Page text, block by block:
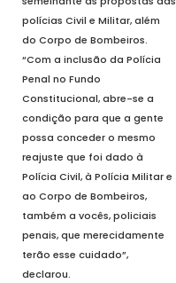
polícias Civil e Militar, além
do Corpo de Bombeiros.
“Com a inclusão da Polícia
Penal no Fundo
Constitucional, abre-se a
condição para que a gente
possa conceder o mesmo
reajuste que foi dado à
Polícia Civil, à Polícia Militar e
ao Corpo de Bombeiros,
também a vocês, policiais
penais, que merecidamente
terão esse cuidado”,
declarou.